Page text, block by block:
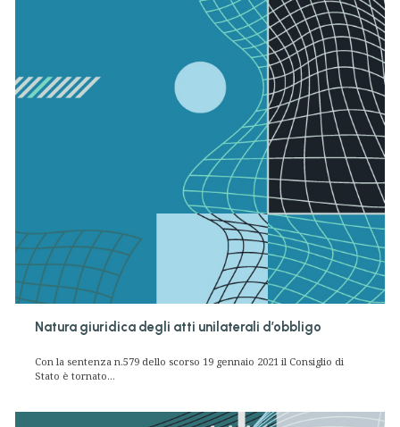
Natura giuridica degli atti unilaterali d’obbligo
Con la sentenza n.579 dello scorso 19 gennaio 2021 il Consiglio di
Stato è tornato...